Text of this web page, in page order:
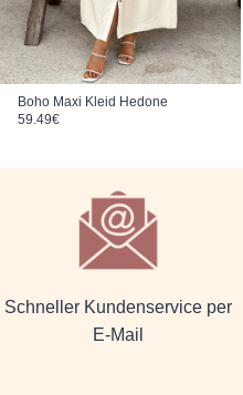
Boho Maxi Kleid Hedone
59.49€
Schneller Kundenservice per
E-Mail